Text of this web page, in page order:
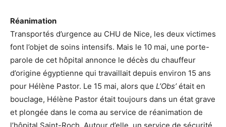
Réanimation
Transportés d’urgence au CHU de Nice, les deux victimes
font l’objet de soins intensifs. Mais le 10 mai, une porte-
parole de cet hôpital annonce le décès du chauffeur
d’origine égyptienne qui travaillait depuis environ 15 ans
pour Hélène Pastor. Le 15 mai, alors que L’Obs’était en
bouclage, Hélène Pastor était toujours dans un état grave
et plongée dans le coma au service de réanimation de